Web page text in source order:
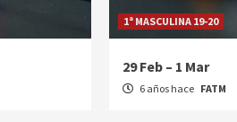
1ª MASCULINA 19-20
29 Feb – 1 Mar
6 años hace FATM